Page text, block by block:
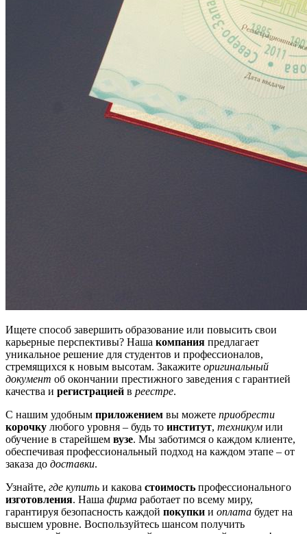
Ищете способ завершить образование или повысить свои
карьерные перспективы? Наша компания предлагает
уникальное решение для студентов и профессионалов,
стремящихся к новым высотам. Закажите оригинальный
документ об окончании престижного заведения с гарантией
качества и регистрацией в реестре.
С нашим удобным приложением вы можете приобрести
корочку любого уровня – будь то институт, техникум или
обучение в старейшем вузе. Мы заботимся о каждом клиенте,
обеспечивая профессиональный подход на каждом этапе – от
заказа до доставки.
Узнайте, где купить и какова стоимость профессионального
изготовления. Наша фирма работает по всему миру,
гарантируя безопасность каждой покупки и оплата будет на
высшем уровне. Воспользуйтесь шансом получить